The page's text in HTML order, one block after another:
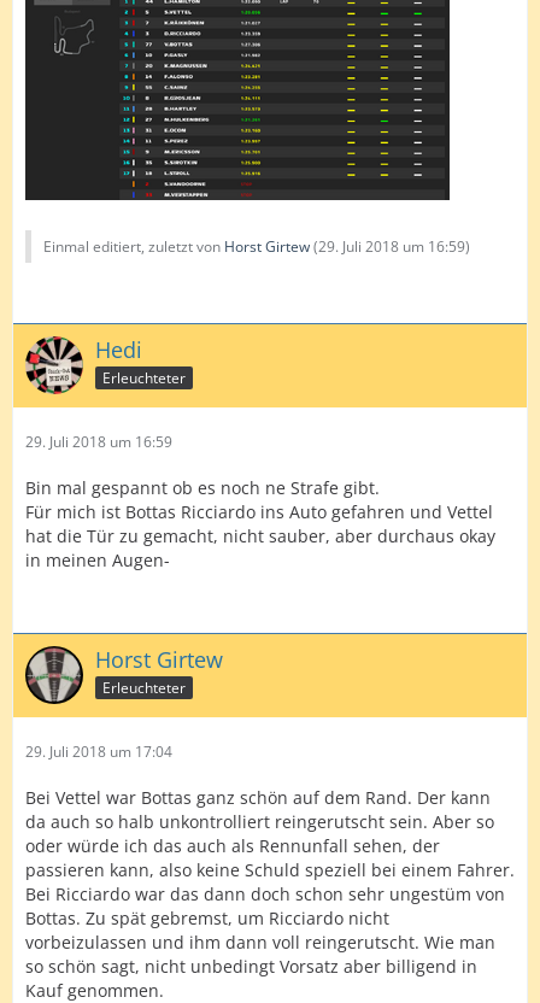
Einmal editiert, zuletzt von Horst Girtew(29. Juli 2018 um 16:59)
Hedi
Erleuchteter
29. Juli 2018 um 16:59
Bin mal gespannt ob es noch ne Strafe gibt.
Für mich ist Bottas Ricciardo ins Auto gefahren und Vettel
hat die Tür zu gemacht, nicht sauber, aber durchaus okay
in meinen Augen-
Horst Girtew
Erleuchteter
29. Juli 2018 um 17:04
Bei Vettel war Bottas ganz schön auf dem Rand. Der kann
da auch so halb unkontrolliert reingerutscht sein. Aber so
oder würde ich das auch als Rennunfall sehen, der
passieren kann, also keine Schuld speziell bei einem Fahrer.
Bei Ricciardo war das dann doch schon sehr ungestüm von
Bottas. Zu spät gebremst, um Ricciardo nicht
vorbeizulassen und ihm dann voll reingerutscht. Wie man
so schön sagt, nicht unbedingt Vorsatz aber billigend in
Kauf genommen.